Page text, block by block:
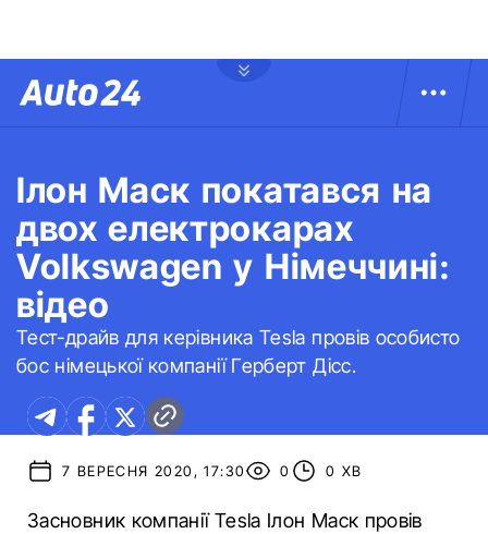
Ілон Маск покатався на
двох електрокарах
Volkswagen у Німеччині:
відео
Тест-драйв для керівника Tesla провів особисто
бос німецької компанії Герберт Дісс.
7 ВЕРЕСНЯ 2020, 17:30 0 0 ХВ
Засновник компанії Tesla Ілон Маск провів